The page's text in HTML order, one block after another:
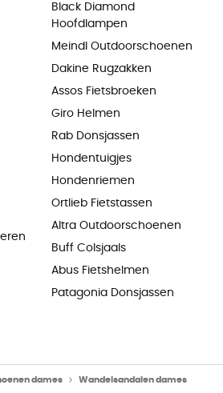
Black Diamond
Hoofdlampen
Meindl Outdoorschoenen
Dakine Rugzakken
Assos Fietsbroeken
Giro Helmen
Rab Donsjassen
Hondentuigjes
Hondenriemen
Ortlieb Fietstassen
Altra Outdoorschoenen
Buff Colsjaals
Abus Fietshelmen
Patagonia Donsjassen
dames Wandelsandalen dames